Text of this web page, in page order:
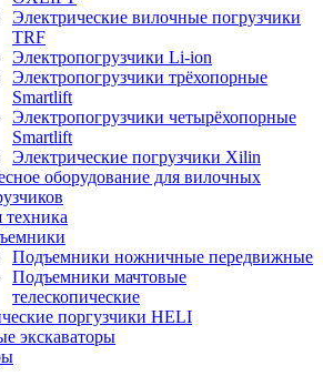
Электрические вилочные погрузчики
TRF
Электропогрузчики Li-ion
Электропогрузчики трёхопорные
Smartlift
Электропогрузчики четырёхопорные
Smartlift
Электрические погрузчики Xilin
оборудование для вилочных
техника
Подъемники ножничные передвижные
Подъемники мачтовые
телескопические
поргузчики HELI
экскаваторы